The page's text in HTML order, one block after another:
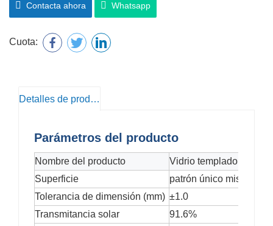
Contacta ahora Whatsapp
Cuota:
Detalles de producto
Parámetros del producto
Nombre del producto
Vidrio templado de
Superficie
patrón único mistlite, la
Tolerancia de dimensión (mm) ±1.0
Transmitancia solar
91.6%